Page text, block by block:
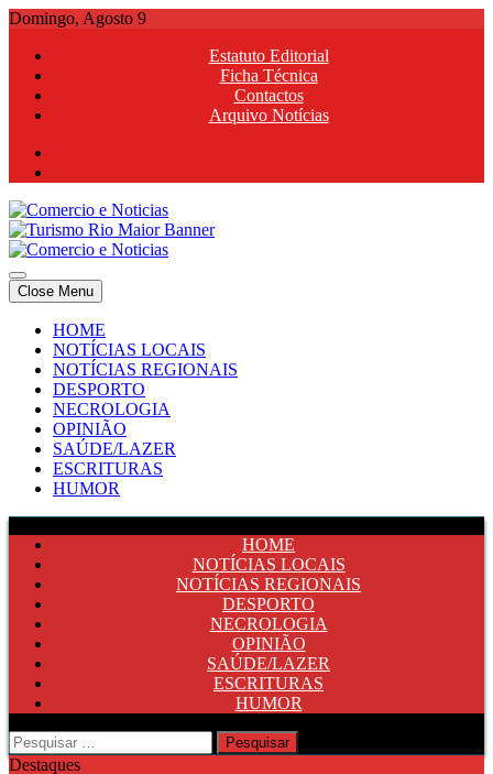
Skip
content
Domingo, Agosto 9
Estatuto Editorial
Ficha Técnica
Contactos
Arquivo Notícias
Comercio e Noticias
Notícias e Publicidade Online
Comercio e Noticias
Notícias e Publicidade Online
Close Menu
HOME
NOTÍCIAS LOCAIS
NOTÍCIAS REGIONAIS
DESPORTO
NECROLOGIA
OPINIÃO
SAÚDE/LAZER
ESCRITURAS
HUMOR
HOME
NOTÍCIAS LOCAIS
NOTÍCIAS REGIONAIS
DESPORTO
NECROLOGIA
OPINIÃO
SAÚDE/LAZER
ESCRITURAS
HUMOR
Pesquisar
por:
Destaques